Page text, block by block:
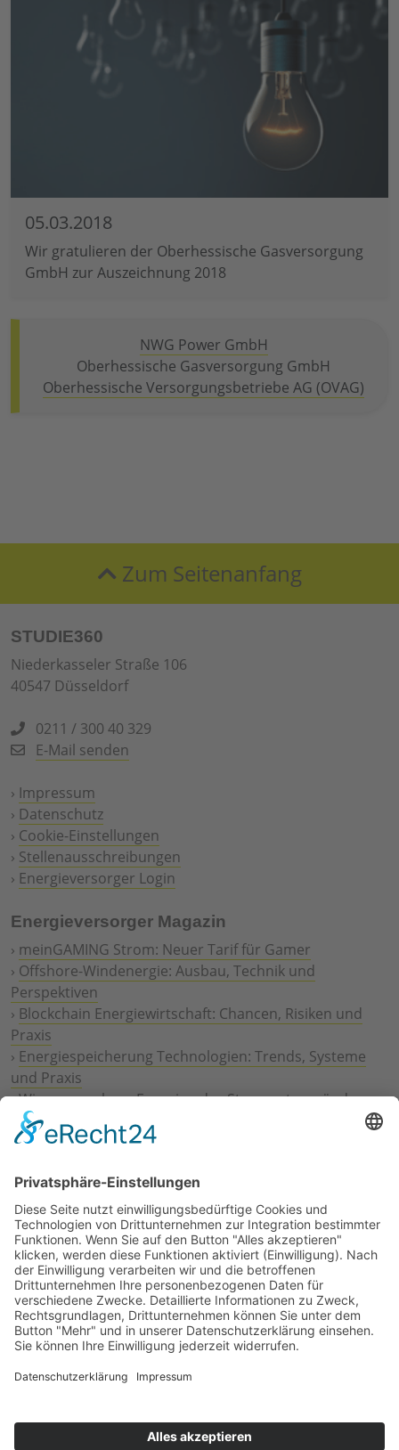
05.03.2018
Wir gratulieren der Oberhessische Gasversorgung
GmbH zur Auszeichnung 2018
NWG Power GmbH
Oberhessische Gasversorgung GmbH
Oberhessische Versorgungsbetriebe AG (OVAG)
Zum Seitenanfang
STUDIE360
Niederkasseler Straße 106
40547 Düsseldorf
0211 / 300 40 329
E-Mail senden
› Impressum
› Datenschutz
› Cookie-Einstellungen
› Stellenausschreibungen
› Energieversorger Login
Energieversorger Magazin
› meinGAMING Strom: Neuer Tarif für Gamer
› Offshore-Windenergie: Ausbau, Technik und
Perspektiven
› Blockchain Energiewirtschaft: Chancen, Risiken und
Praxis
› Energiespeicherung Technologien: Trends, Systeme
und Praxis
›Wie erneuerbare Energien das Stromnetz verändern
Digitalisierung Energiewirtschaft: Effizienz, Netze und
Prozesse
Geschäftsmodelle
›Vorstandswechsel Westenergie: Böddeling übernimmt
befristet
›Wasserstoff-Hochlauf: Dialog, Infrastruktur und
konkrete Schritte
›Solaranlage Regenbogenfarben: FC St. Pauli und
LichtBlick installieren erste weltweite Anlage
Jetzt an der STUDIE360 teilnehmen
Wir möchten Transparenz mit einheitlichen Kriterien
kostenlose Teilnahme wichtig. Die Ergebnisse werden